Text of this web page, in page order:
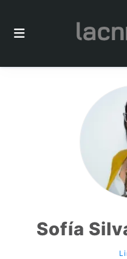
Sofía